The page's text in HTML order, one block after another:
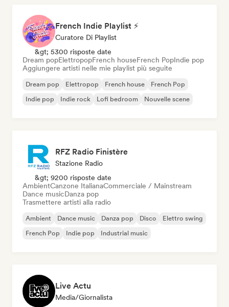
French Indie Playlist ⚡
Curatore Di Playlist
&gt; 5300 risposte date
Dream popElettropopFrench houseFrench PopIndie pop
Aggiungere artisti nelle mie playlist più seguite
Dream pop Elettropop French house
French Pop
Indie pop
Indie rock Lofi bedroom Nouvelle scene
RFZ Radio Finistère
Stazione Radio
&gt; 9200 risposte date
AmbientCanzone ItalianaCommerciale / Mainstream
Dance musicDanza pop
Trasmettere artisti alla radio
Ambient Dance music Danza pop Disco
Elettro swing
French Pop
Indie pop Industrial music
Live Actu
Media/Giornalista